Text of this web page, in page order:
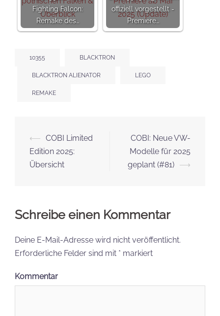
Fighting Falcon:
Remake des…
offiziell vorgestellt -
Premiere…
10355 BLACKTRON
BLACKTRON ALIENATOR LEGO
REMAKE
Beitrags-
Navigation
⟵ COBI Limited
Edition 2025:
Übersicht
COBI: Neue VW-
Modelle für 2025
geplant (#81) ⟶
Schreibe einen Kommentar
Deine E-Mail-Adresse wird nicht veröffentlicht.
Erforderliche Felder sind mit * markiert
Kommentar